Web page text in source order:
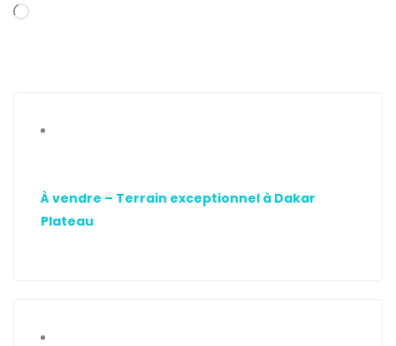
À vendre – Terrain exceptionnel à Dakar
Plateau